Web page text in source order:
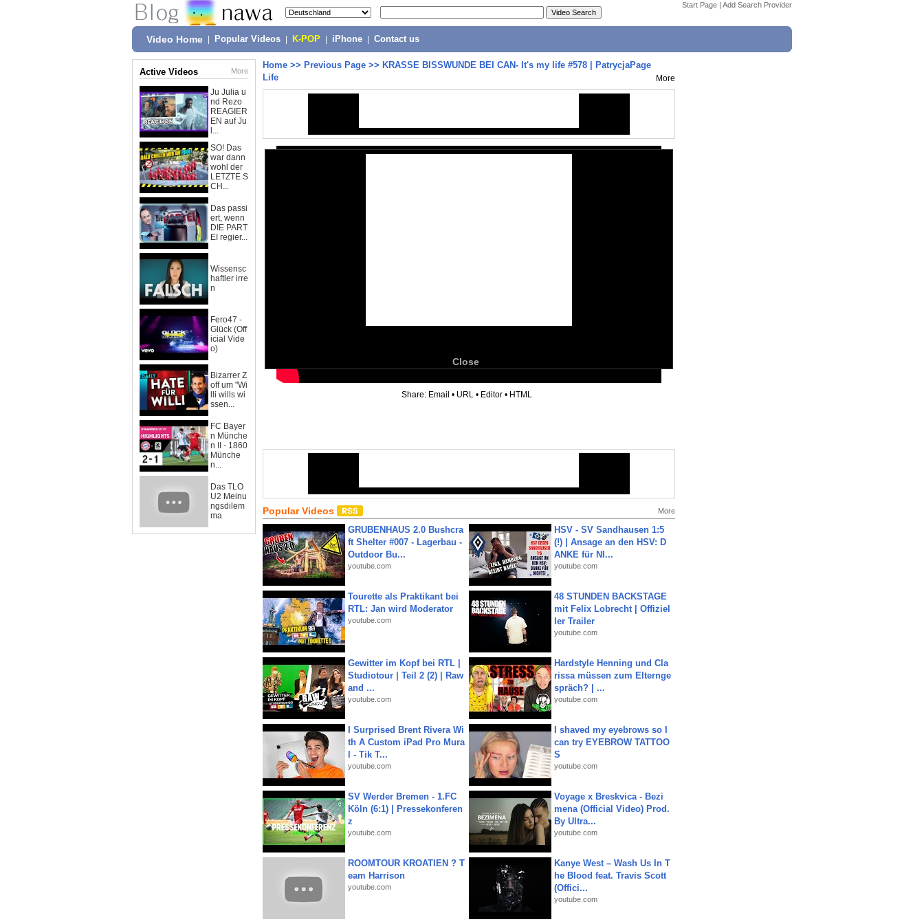
Start Page | Add Search Provider
Video Home Popular Videos K-POP iPhone Contact us
Active Videos More
Ju Julia u
nd Rezo
REAGIER
EN auf Ju
l...
SO! Das
war dann
wohl der
LETZTE S
CH...
Das passi
ert, wenn
DIE PART
EI regier...
Wissensc
haftler irre
n
Fero47 -
Glück (Off
icial Vide
o)
Bizarrer Z
off um "Wi
lli wills wi
ssen...
FC Bayer
n Münche
n II - 1860
Münche
n...
Das TLO
U2 Meinu
ngsdilem
ma
Home >> Previous Page >> KRASSE BISSWUNDE BEI CAN- It's my life #578 | PatrycjaPage
Life
More
Close
Share: Email • URL • Editor • HTML
Popular Videos More
GRUBENHAUS 2.0 Bushcra
ft Shelter #007 - Lagerbau -
Outdoor Bu...
youtube.com
HSV - SV Sandhausen 1:5
(!) | Ansage an den HSV: D
ANKE für NI...
youtube.com
Tourette als Praktikant bei
RTL: Jan wird Moderator
youtube.com
48 STUNDEN BACKSTAGE
mit Felix Lobrecht | Offiziel
ler Trailer
youtube.com
Gewitter im Kopf bei RTL |
Studiotour | Teil 2 (2) | Raw
and ...
youtube.com
Hardstyle Henning und Cla
rissa müssen zum Elternge
spräch? | ...
youtube.com
I Surprised Brent Rivera Wi
th A Custom iPad Pro Mura
l - Tik T...
youtube.com
I shaved my eyebrows so I
can try EYEBROW TATTOO
S
youtube.com
SV Werder Bremen - 1.FC
Köln (6:1) | Pressekonferen
z
youtube.com
Voyage x Breskvica - Bezi
mena (Official Video) Prod.
By Ultra...
youtube.com
ROOMTOUR KROATIEN ? T
eam Harrison
youtube.com
Kanye West – Wash Us In T
he Blood feat. Travis Scott
(Offici...
youtube.com